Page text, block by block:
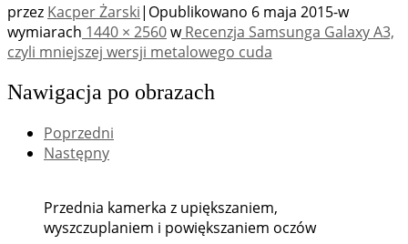
przez Kacper Żarski| Opublikowano 6 maja 2015-w
wymiarach 1440 × 2560wRecenzja Samsunga Galaxy A3,
czyli mniejszej wersji metalowego cuda
Nawigacja po obrazach
Poprzedni
Następny
Przednia kamerka z upiększaniem,
wyszczuplaniem i powiększaniem oczów